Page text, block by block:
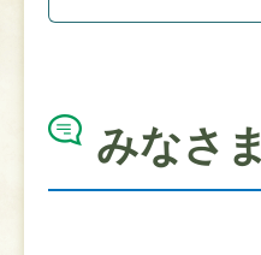
みなさ